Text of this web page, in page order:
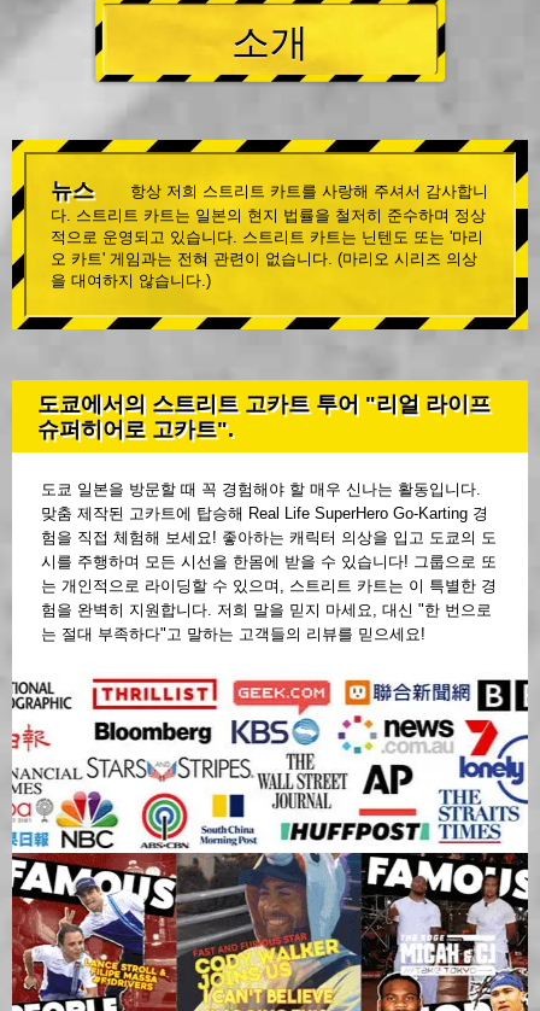
소개
뉴스
항상 저희 스트리트 카트를 사랑해 주셔서 감사합니
다. 스트리트 카트는 일본의 현지 법률을 철저히 준수하며 정상
적으로 운영되고 있습니다. 스트리트 카트는 닌텐도 또는 '마리
오 카트' 게임과는 전혀 관련이 없습니다. (마리오 시리즈 의상
을 대여하지 않습니다.)
도쿄에서의 스트리트 고카트 투어 "리얼 라이프
슈퍼히어로 고카트".
도쿄 일본을 방문할 때 꼭 경험해야 할 매우 신나는 활동입니다.
맞춤 제작된 고카트에 탑승해 Real Life SuperHero Go-Karting 경
험을 직접 체험해 보세요! 좋아하는 캐릭터 의상을 입고 도쿄의 도
시를 주행하며 모든 시선을 한몸에 받을 수 있습니다! 그룹으로 또
는 개인적으로 라이딩할 수 있으며, 스트리트 카트는 이 특별한 경
험을 완벽히 지원합니다. 저희 말을 믿지 마세요, 대신 "한 번으로
는 절대 부족하다"고 말하는 고객들의 리뷰를 믿으세요!